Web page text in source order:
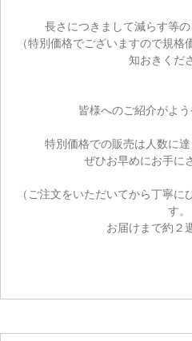
長さにつきまして減らす等の
（特別価格でございますので規
知おきくだ
皆様へのご紹介がよう
特別価格での販売は人数に達
ぜひお早めにお手に
（ご注文をいただいてから丁寧
す。
お届けまで約２